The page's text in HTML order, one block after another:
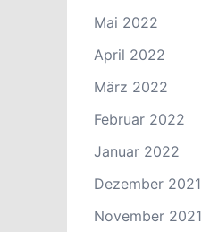
Mai 2022
April 2022
März 2022
Februar 2022
Januar 2022
Dezember 2021
November 2021